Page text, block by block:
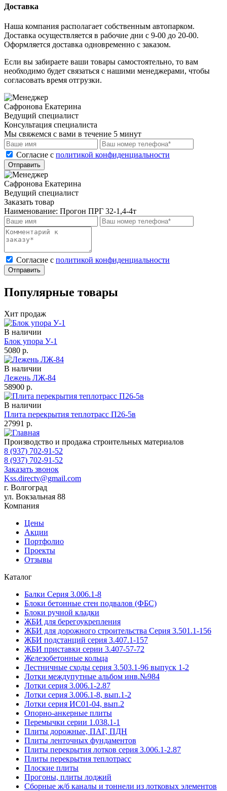
Доставка
Наша компания располагает собственным автопарком.
Доставка осуществляется в рабочие дни с 9-00 до 20-00.
Оформляется доставка одновременно с заказом.
Если вы забираете ваши товары самостоятельно, то вам
необходимо будет связаться с нашими менеджерами, чтобы
согласовать время отгрузки.
Сафронова Екатерина
Ведущий специалист
Консультация специалиста
Мы свяжемся с вами в течение 5 минут
Cогласие с политикой конфиденциальности
Отправить
Сафронова Екатерина
Ведущий специалист
Заказать товар
Наименование: Прогон ПРГ 32-1,4-4т
Cогласие с политикой конфиденциальности
Отправить
Популярные товары
Хит продаж
В наличии
Блок упора У-1
5080 р.
В наличии
Лежень ЛЖ-84
58900 р.
В наличии
Плита перекрытия теплотрасс П26-5в
27991 р.
Производство и продажа строительных материалов
8 (937) 702-91-52
8 (937) 702-91-52
Заказать звонок
Kss.directv@gmail.com
г. Волгоград
ул. Вокзальная 88
Компания
Цены
Акции
Портфолио
Проекты
Отзывы
Каталог
Балки Cерия 3.006.1-8
Блоки бетонные стен подвалов (ФБС)
Блоки ручной кладки
ЖБИ для берегоукрепления
ЖБИ для дорожного строительства Серия 3.501.1-156
ЖБИ подстанций серия 3.407.1-157
ЖБИ приставки серии 3.407-57-72
Железобетонные кольца
Лестничные сходы серия 3.503.1-96 выпуск 1-2
Лотки междупутные альбом инв.№984
Лотки серия 3.006.1-2.87
Лотки серия 3.006.1-8, вып.1-2
Лотки серия ИС01-04, вып.2
Опорно-анкерные плиты
Перемычки серии 1.038.1-1
Плиты дорожные, ПАГ, ПДН
Плиты ленточных фундаментов
Плиты перекрытия лотков серия 3.006.1-2.87
Плиты перекрытия теплотрасс
Плоские плиты
Прогоны, плиты лоджий
Сборные ж/б каналы и тоннели из лотковых элементов